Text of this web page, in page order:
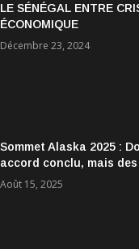
LE SÉNÉGAL ENTRE
ÉCONOMIQUE
Décembre 23, 2024
Sommet Alaska 2025 :
accord conclu, mais
encourageantes
Août 15, 2025